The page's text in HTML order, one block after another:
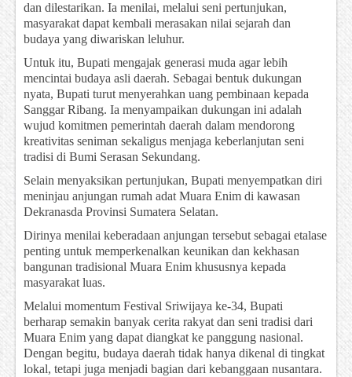
dan dilestarikan. Ia menilai, melalui seni pertunjukan,
masyarakat dapat kembali merasakan nilai sejarah dan
budaya yang diwariskan leluhur.
Untuk itu, Bupati mengajak generasi muda agar lebih
mencintai budaya asli daerah. Sebagai bentuk dukungan
nyata, Bupati turut menyerahkan uang pembinaan kepada
Sanggar Ribang. Ia menyampaikan dukungan ini adalah
wujud komitmen pemerintah daerah dalam mendorong
kreativitas seniman sekaligus menjaga keberlanjutan seni
tradisi di Bumi Serasan Sekundang.
Selain menyaksikan pertunjukan, Bupati menyempatkan diri
meninjau anjungan rumah adat Muara Enim di kawasan
Dekranasda Provinsi Sumatera Selatan.
Dirinya menilai keberadaan anjungan tersebut sebagai etalase
penting untuk memperkenalkan keunikan dan kekhasan
bangunan tradisional Muara Enim khususnya kepada
masyarakat luas.
Melalui momentum Festival Sriwijaya ke-34, Bupati
berharap semakin banyak cerita rakyat dan seni tradisi dari
Muara Enim yang dapat diangkat ke panggung nasional.
Dengan begitu, budaya daerah tidak hanya dikenal di tingkat
lokal, tetapi juga menjadi bagian dari kebanggaan nusantara.